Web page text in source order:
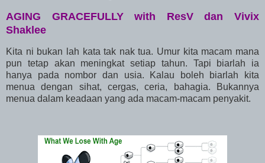
AGING GRACEFULLY with ResV dan Vivix
Shaklee
Kita ni bukan lah kata tak nak tua. Umur kita macam mana
pun tetap akan meningkat setiap tahun. Tapi biarlah ia
hanya pada nombor dan usia. Kalau boleh biarlah kita
menua dengan sihat, cergas, ceria, bahagia. Bukannya
menua dalam keadaan yang ada macam-macam penyakit.